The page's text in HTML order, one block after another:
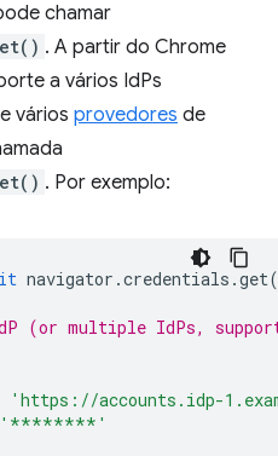
chamar
. A partir do Chrome
a vários IdPs
vários provedores de
. Por exemplo:
navigator .credentials .get
(or multiple IdPs,
'https://accounts.idp-
'********'